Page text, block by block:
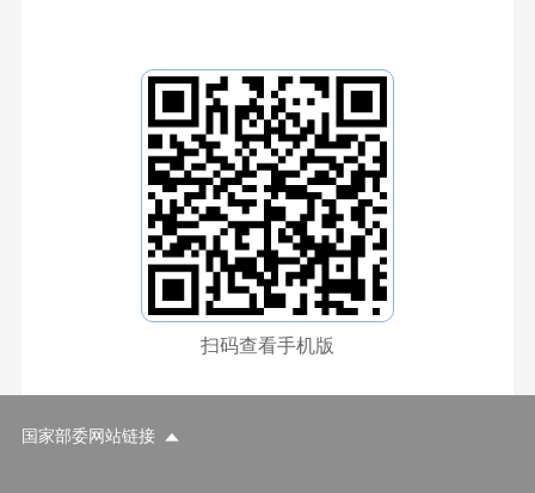
扫码查看手机版
国家部委网站链接